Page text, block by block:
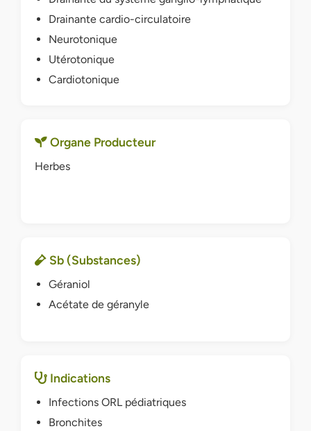
Drainante cardio-circulatoire
Neurotonique
Utérotonique
Cardiotonique
Organe Producteur
Herbes
Sb (Substances)
Géraniol
Acétate de géranyle
Indications
Infections ORL pédiatriques
Bronchites